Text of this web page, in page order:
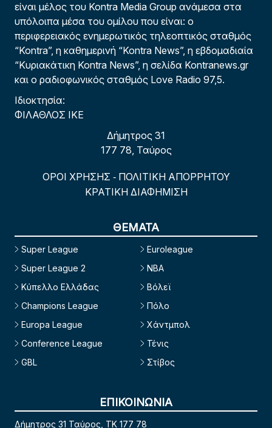
είναι μέλος του Kontra Media Group ανάμεσα στα
υπόλοιπα μέσα του ομίλου που είναι: ο
περιφερειακός ενημερωτικός τηλεοπτικός σταθμός
“Kontra”, η καθημερινή “Kontra News”, η εβδομαδιαία
“Κυριακάτικη Kontra News”, η σελίδα Kontranews.gr
και ο ραδιοφωνικός σταθμός Love Radio 97,5.
Ιδιοκτησία:
ΦΙΛΑΘΛΟΣ ΙΚΕ
Δήμητρος 31
177 78, Ταύρος
ΟΡΟΙ ΧΡΗΣΗΣ - ΠΟΛΙΤΙΚΗ ΑΠΟΡΡΗΤΟΥ
ΚΡΑΤΙΚΗ ΔΙΑΦΗΜΙΣΗ
ΘΕΜΑΤΑ
Super League
Super League 2
Κύπελλο Ελλάδας
Champions League
Europa League
Conference League
GBL
Euroleague
NBA
Βόλεϊ
Πόλο
Χάντμπολ
Τένις
Στίβος
ΕΠΙΚΟΙΝΩΝΙΑ
Δήμητρος 31 Ταύρος, TK 177 78